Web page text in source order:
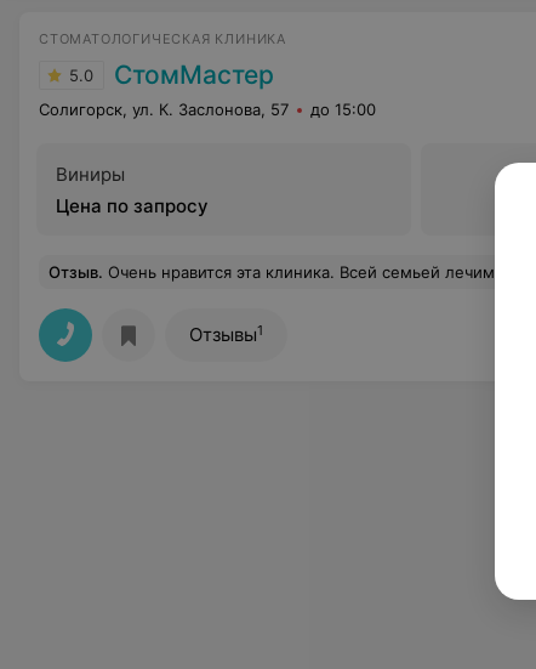
СТОМАТОЛОГИЧЕСКАЯ КЛИНИКА
5.0 СтомМастер
Солигорск, ул. К. Заслонова, 57 до 15:00
Виниры
Цена по запросу
Отзыв. Очень нравится эта клиника. Всей семьей лечим зубки только в ней. Весь персонал знает толк в своей работе. Всегда готовы выслушать и решить любую проблему. В сравнении с другими
Отзывы1